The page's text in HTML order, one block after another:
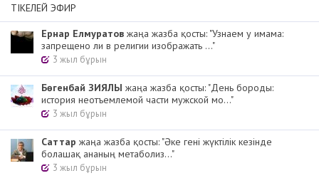
ТІКЕЛЕЙ ЭФИР
Ернар Елмуратов жаңа жазба қосты: "Узнаем у имама:
запрещено ли в религии изображать ..."
3 жыл бұрын
Бөгенбай ЗИЯЛЫ жаңа жазба қосты: "День бороды:
история неотъемлемой части мужской мо..."
3 жыл бұрын
Cаттар жаңа жазба қосты: "Әке гені жүктілік кезінде
болашақ ананың метаболиз..."
3 жыл бұрын